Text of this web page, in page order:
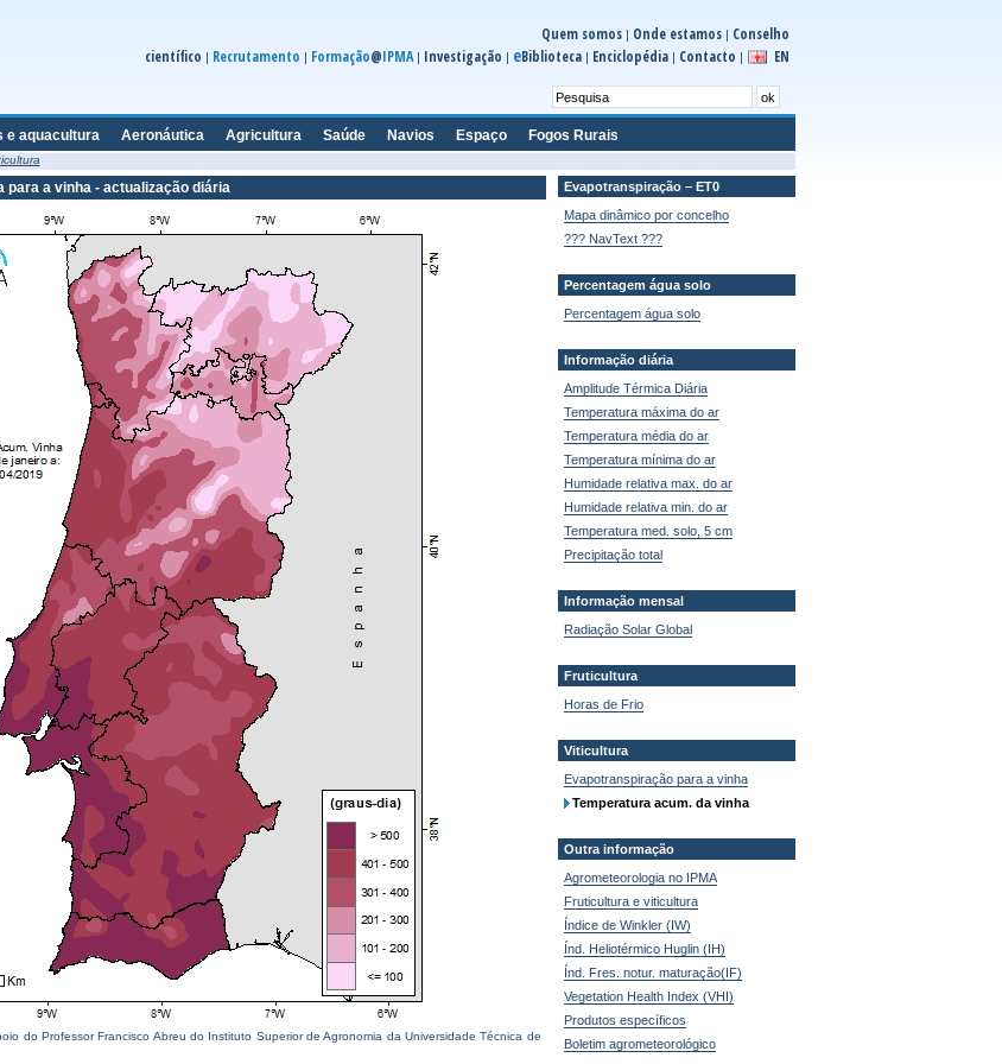
Quem somos| Onde estamos| Conselho
científico | Recrutamento | Formação@IPMA| Investigação | eBiblioteca| Enciclopédia| Contacto | EN
e aquacultura Aeronáutica Agricultura Saúde Navios Espaço Fogos Rurais
Evapotranspiração – ET0
Mapa dinâmico por concelho
??? NavText ???
Percentagem água solo
Percentagem água solo
Informação diária
Amplitude Térmica Diária
Temperatura máxima do ar
Temperatura média do ar
Temperatura mínima do ar
Humidade relativa max. do ar
Humidade relativa min. do ar
Temperatura med. solo, 5 cm
Precipitação total
Informação mensal
Radiação Solar Global
Fruticultura
Horas de Frio
Viticultura
Evapotranspiração para a vinha
Temperatura acum. da vinha
Outra informação
Agrometeorologia no IPMA
Fruticultura e viticultura
Índice de Winkler (IW)
Índ. Heliotérmico Huglin (IH)
Índ. Fres. notur. maturação(IF)
Vegetation Health Index (VHI)
Produtos específicos
Boletim agrometeorológico
para a vinha - actualização diária
do Professor Francisco Abreu do Instituto Superior de Agronomia da Universidade Técnica de